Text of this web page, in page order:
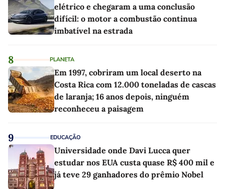
elétrico e chegaram a uma conclusão
difícil: o motor a combustão continua
imbatível na estrada
8 PLANETA
Em 1997, cobriram um local deserto na
Costa Rica com 12.000 toneladas de cascas
de laranja; 16 anos depois, ninguém
reconheceu a paisagem
9 EDUCAÇÃO
Universidade onde Davi Lucca quer
estudar nos EUA custa quase R$ 400 mil e
já teve 29 ganhadores do prêmio Nobel